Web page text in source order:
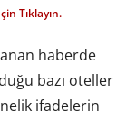
Tıklayın.
haberde
bazı oteller
ifadelerin